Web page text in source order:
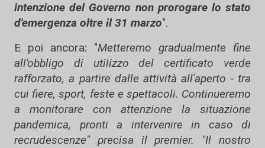
intenzione del Governo non prorogare lo stato
d'emergenza oltre il 31 marzo".
E poi ancora: "Metteremo gradualmente fine
all'obbligo di utilizzo del certificato verde
rafforzato, a partire dalle attività all'aperto - tra
cui fiere, sport, feste e spettacoli. Continueremo
a monitorare con attenzione la situazione
pandemica, pronti a intervenire in caso di
recrudescenze" precisa il premier. "Il nostro